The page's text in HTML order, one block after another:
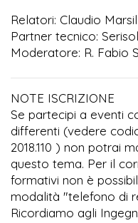
Relatori: Claudio
Partner tecnico:
Moderatore: R. Fabio
NOTE ISCRIZIONE
Se partecipi a eventi
differenti (vedere
2018.110 ) non potrai
questo tema. Per il
formativi non è
modalità "telefono di
Ricordiamo agli